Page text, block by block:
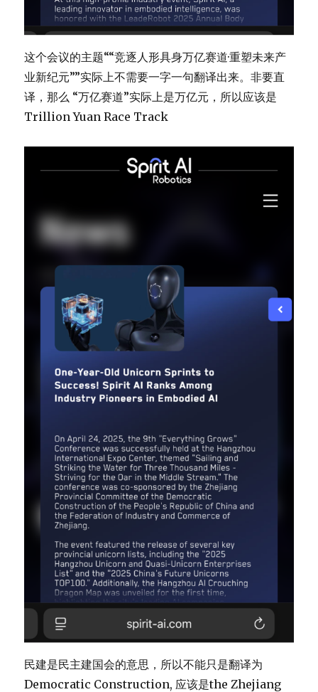
这个会议的主题““竞逐人形具身万亿赛道·重塑未来产
业新纪元””实际上不需要一字一句翻译出来。非要直
译，那么 “万亿赛道”实际上是万亿元，所以应该是
Trillion Yuan Race Track
民建是民主建国会的意思，所以不能只是翻译为
Democratic Construction, 应该是the Zhejiang